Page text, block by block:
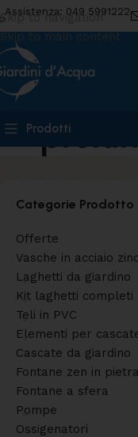
Skip to navigation
Skip to main content
Assistenza: 049 5991222
Prodotti
Categorie Prodotto
Offerte
Vasche in acciaio
Laghetti da giardino
Kit laghetti completi
Teli in PVC
Elementi per
Cascate da giardino
Fontane zen in pietra
Fontane a sfera
Pompe
Ossigenatori